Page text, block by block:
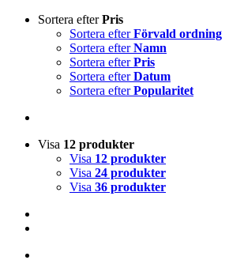
Sortera efterPris
Sortera efterFörvald ordning
Sortera efterNamn
Sortera efterPris
Sortera efterDatum
Sortera efterPopularitet
Visa 12 produkter
Visa 12 produkter
Visa 24 produkter
Visa 36 produkter